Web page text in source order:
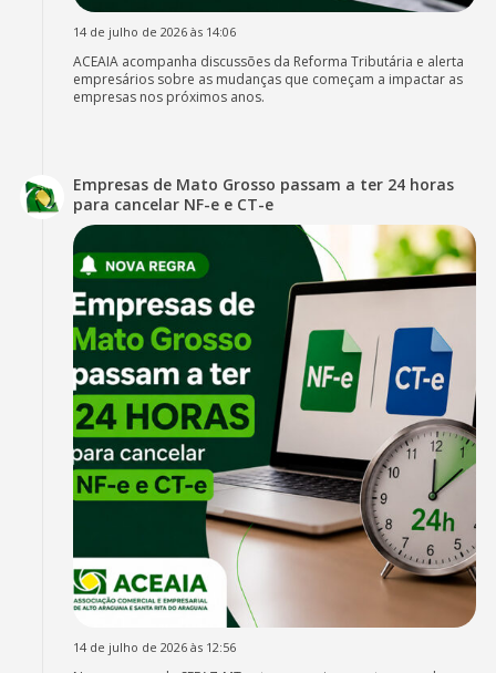
14 de julho de 2026 às 14:06
ACEAIA acompanha discussões da Reforma Tributária e alerta
empresários sobre as mudanças que começam a impactar as
empresas nos próximos anos.
Empresas de Mato Grosso passam a ter 24 horas
para cancelar NF-e e CT-e
14 de julho de 2026 às 12:56